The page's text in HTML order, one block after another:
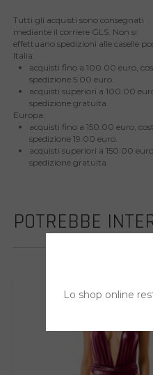
Tutti gli acquisti sono consegnati
mediante il corriere GLS. Non si
effettuano spedizioni alle caselle
Italia:
acquisti fino a 100.00 euro,
spedizione 5.00 euro.
acquisti superiori a 100.00
spedizione gratuita.
Europa:
acquisti fino a 150.00 euro,
spedizione 19.00 euro.
acquisti superiori a 150.00
spedizione gratuita.
POTREBBE
Lo shop online